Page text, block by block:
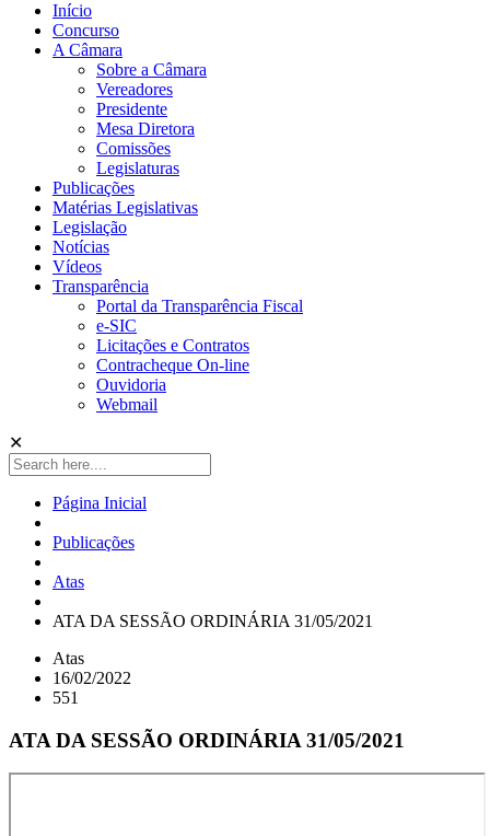
Início
Concurso
A Câmara
Sobre a Câmara
Vereadores
Presidente
Mesa Diretora
Comissões
Legislaturas
Publicações
Matérias Legislativas
Legislação
Notícias
Vídeos
Transparência
Portal da Transparência Fiscal
e-SIC
Licitações e Contratos
Contracheque On-line
Ouvidoria
Webmail
✕
Página Inicial
Publicações
Atas
ATA DA SESSÃO ORDINÁRIA 31/05/2021
Atas
16/02/2022
551
ATA DA SESSÃO ORDINÁRIA 31/05/2021